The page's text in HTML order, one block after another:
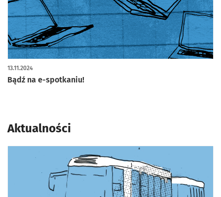
Bądź na e-spotkaniu!
13.11.2024
Aktualności